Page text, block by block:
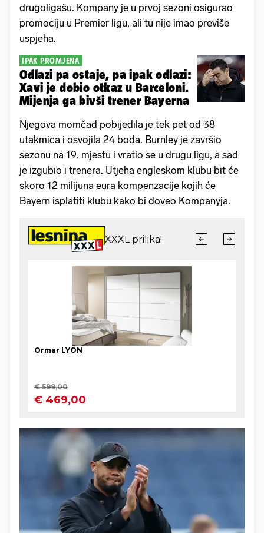
drugoligašu. Kompany je u prvoj sezoni osigurao
promociju u Premier ligu, ali tu nije imao previše
uspjeha.
IPAK PROMJENA
Odlazi pa ostaje, pa ipak odlazi:
Xavi je dobio otkaz u Barceloni.
Mijenja ga bivši trener Bayerna
Njegova momčad pobijedila je tek pet od 38
utakmica i osvojila 24 boda. Burnley je završio
sezonu na 19. mjestu i vratio se u drugu ligu, a sad
je izgubio i trenera. Utjeha engleskom klubu bit će
skoro 12 milijuna eura kompenzacije kojih će
Bayern isplatiti klubu kako bi doveo Kompanyja.